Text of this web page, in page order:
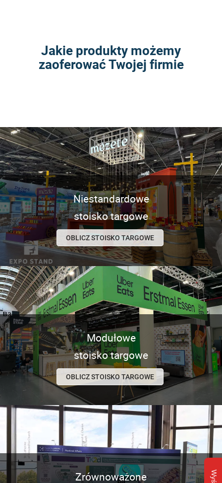
Jakie produkty możemy
zaoferować Twojej firmie
Niestandardowe
stoisko targowe
OBLICZ STOISKO TARGOWE
Modułowe
stoisko targowe
OBLICZ STOISKO TARGOWE
Zrównoważone